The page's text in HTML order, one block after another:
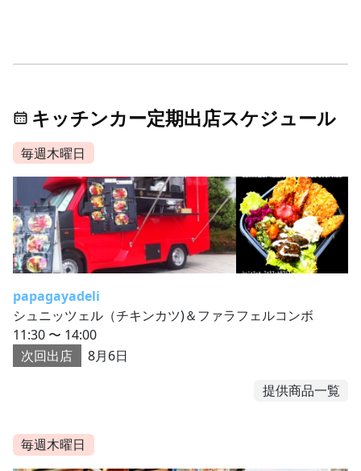
キッチンカー定期出店スケジュール
毎週木曜日
papagayadeli
シュニッツェル（チキンカツ)＆ファラフェルコンボ
11:30 〜 14:00
次回出店
8月6日
提供商品一覧
毎週木曜日